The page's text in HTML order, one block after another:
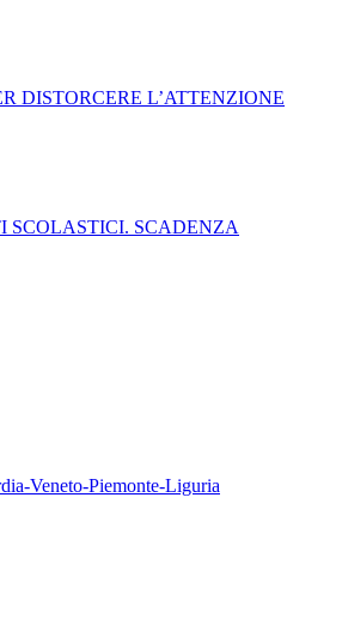
DISTORCERE L’ATTENZIONE
SCOLASTICI. SCADENZA
Veneto-Piemonte-Liguria